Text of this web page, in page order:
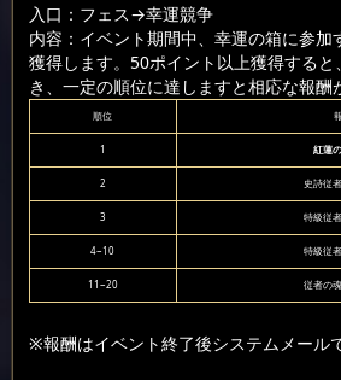
入口：フェス→幸運競争
内容：イベント期間中、幸運の箱に参加
獲得します。50ポイント以上獲得する
き、一定の順位に達しますと相応な報酬
順位
1 紅蓮
2 史詩従
3 特級従
4~10 特級従
11~20 従者の
※報酬はイベント終了後システムメール